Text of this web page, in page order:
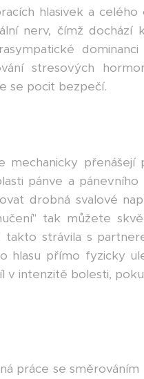
hlasivek a celého
nerv, čímž dochází
stresových
se pocit bezpečí.
mechanicky přenášejí
pánve a pánevního
drobná svalové
tak můžete
strávila s
hlasu přímo fyzicky
v intenzitě bolesti,
práce se